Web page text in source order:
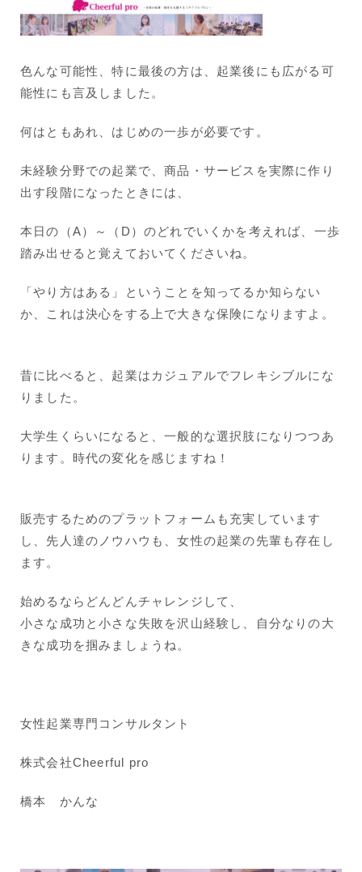
色んな可能性、特に最後の方は、起業後にも広がる可
能性にも言及しました。
何はともあれ、はじめの一歩が必要です。
未経験分野での起業で、商品・サービスを実際に作り
出す段階になったときには、
本日の（A）～（D）のどれでいくかを考えれば、一歩
踏み出せると覚えておいてくださいね。
「やり方はある」ということを知ってるか知らない
か、これは決心をする上で大きな保険になりますよ。
昔に比べると、起業はカジュアルでフレキシブルにな
りました。
大学生くらいになると、一般的な選択肢になりつつあ
ります。時代の変化を感じますね！
販売するためのプラットフォームも充実しています
し、先人達のノウハウも、女性の起業の先輩も存在し
ます。
始めるならどんどんチャレンジして、
小さな成功と小さな失敗を沢山経験し、自分なりの大
きな成功を掴みましょうね。
女性起業専門コンサルタント
株式会社Cheerful pro
橋本 かんな